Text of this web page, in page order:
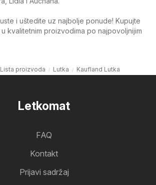
i uštedite uz najbolje ponude! Kupujte
kvalitetnim proizvodima po najpovoljnijim
Lista proizvoda Lutka Kaufland Lutka
Letkomat
FAQ
Kontakt
Prijavi sadržaj